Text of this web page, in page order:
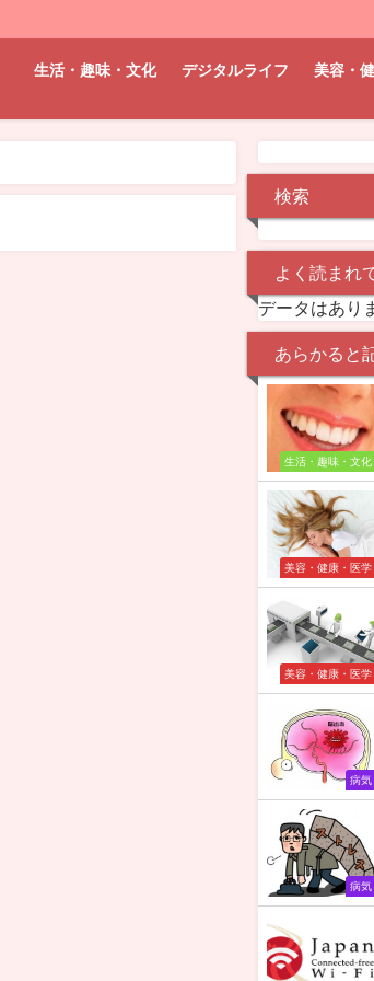
生活・趣味・文化 デジタルライフ 美容・
検索
よく読まれ
データはあり
あらかると
生活・趣味・文化
美容・健康・医学
美容・健康・医学
病気
病気